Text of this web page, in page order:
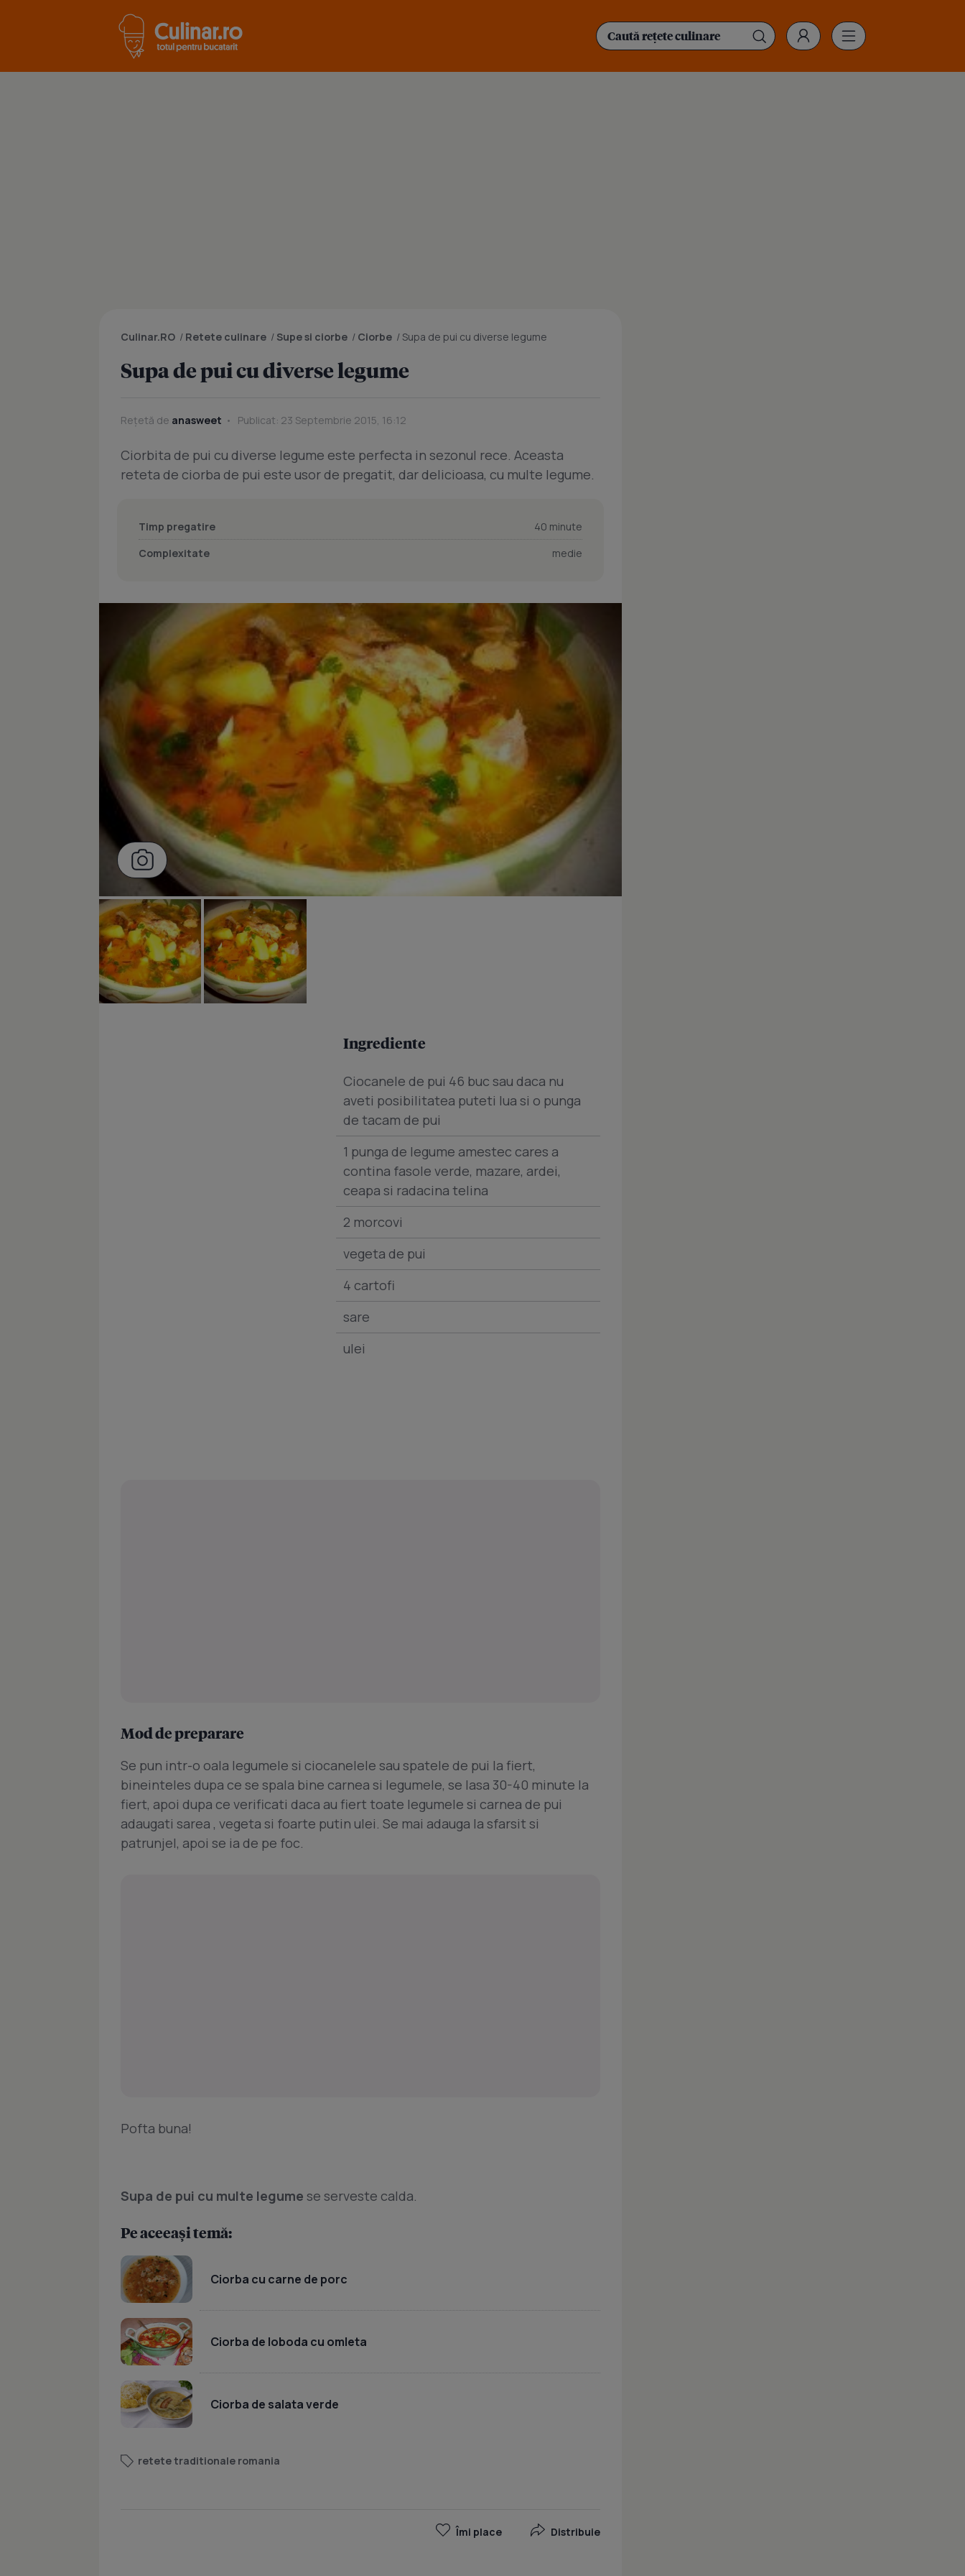
Culinar.RO / Retete culinare / Supe si ciorbe / Ciorbe /Supa de pui cu diverse legume
Supa de pui cu diverse legume
Rețetă de anasweet Publicat: 23 Septembrie 2015, 16:12
Ciorbita de pui cu diverse legume este perfecta in sezonul rece. Aceasta
reteta de ciorba de pui este usor de pregatit, dar delicioasa, cu multe legume.
Timp pregatire
40 minute
Complexitate
medie
Ingrediente
Ciocanele de pui 46 buc sau daca nu
aveti posibilitatea puteti lua si o punga
de tacam de pui
1 punga de legume amestec cares a
contina fasole verde, mazare, ardei,
ceapa si radacina telina
2 morcovi
vegeta de pui
4 cartofi
sare
ulei
Mod de preparare
Se pun intr-o oala legumele si ciocanelele sau spatele de pui la fiert,
bineinteles dupa ce se spala bine carnea si legumele, se lasa 30-40 minute la
fiert, apoi dupa ce verificati daca au fiert toate legumele si carnea de pui
adaugati sarea , vegeta si foarte putin ulei. Se mai adauga la sfarsit si
patrunjel, apoi se ia de pe foc.
Pofta buna!
Supa de pui cu multe legume se serveste calda.
Pe aceeași temă:
Ciorba cu carne de porc
Ciorba de loboda cu omleta
Ciorba de salata verde
retete traditionale romania
Îmi place Distribuie